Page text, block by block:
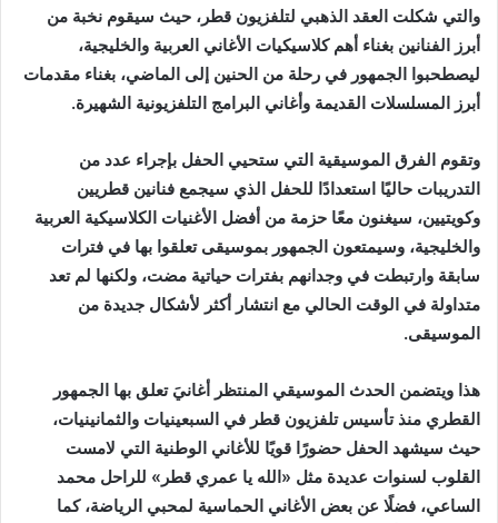
والتي شكلت العقد الذهبي لتلفزيون قطر، حيث سيقوم نخبة من
أبرز الفنانين بغناء أهم كلاسيكيات الأغاني العربية والخليجية،
ليصطحبوا الجمهور في رحلة من الحنين إلى الماضي، بغناء مقدمات
أبرز المسلسلات القديمة وأغاني البرامج التلفزيونية الشهيرة.
وتقوم الفرق الموسيقية التي ستحيي الحفل بإجراء عدد من
التدريبات حاليًا استعدادًا للحفل الذي سيجمع فنانين قطريين
وكويتيين، سيغنون معًا حزمة من أفضل الأغنيات الكلاسيكية العربية
والخليجية، وسيمتعون الجمهور بموسيقى تعلقوا بها في فترات
سابقة وارتبطت في وجدانهم بفترات حياتية مضت، ولكنها لم تعد
متداولة في الوقت الحالي مع انتشار أكثر لأشكال جديدة من
الموسيقى.
هذا ويتضمن الحدث الموسيقي المنتظر أغانيَ تعلق بها الجمهور
القطري منذ تأسيس تلفزيون قطر في السبعينيات والثمانينيات،
حيث سيشهد الحفل حضورًا قويًا للأغاني الوطنية التي لامست
القلوب لسنوات عديدة مثل «الله يا عمري قطر» للراحل محمد
الساعي، فضلًا عن بعض الأغاني الحماسية لمحبي الرياضة، كما